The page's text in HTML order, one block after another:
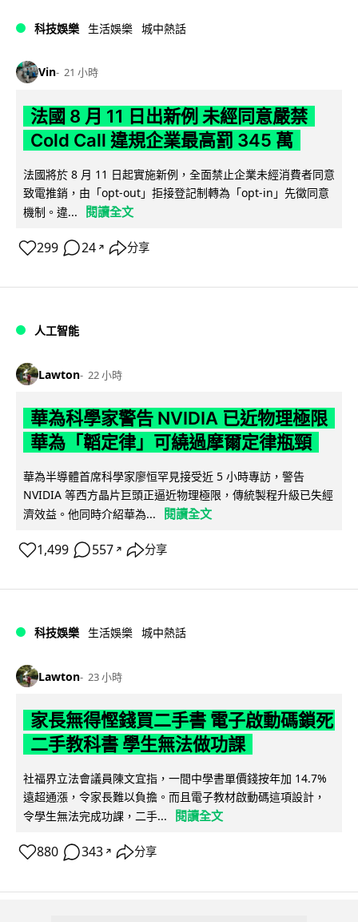
科技娛樂 生活娛樂 城中熱話
Vin 21 小時
法國 8 月 11 日出新例 未經同意嚴禁
Cold Call 違規企業最高罰 345 萬
法國將於 8 月 11 日起實施新例，全面禁止企業未經消費者同意
致電推銷，由「opt-out」拒接登記制轉為「opt-in」先徵同意
機制。違...
閱讀全文
299 24 ↗ 分享
人工智能
Lawton 22 小時
華為科學家警告 NVIDIA 已近物理極限
華為「韜定律」可繞過摩爾定律瓶頸
華為半導體首席科學家廖恒罕見接受近 5 小時專訪，警告
NVIDIA 等西方晶片巨頭正逼近物理極限，傳統製程升級已失經
濟效益。他同時介紹華為...
閱讀全文
1,499 557 ↗ 分享
科技娛樂 生活娛樂 城中熱話
Lawton 23 小時
家長無得慳錢買二手書 電子啟動碼鎖死
二手教科書 學生無法做功課
社福界立法會議員陳文宜指，一間中學書單價錢按年加 14.7%
遠超通漲，令家長難以負擔。而且電子教材啟動碼這項設計，
令學生無法完成功課，二手...
閱讀全文
880 343 ↗ 分享